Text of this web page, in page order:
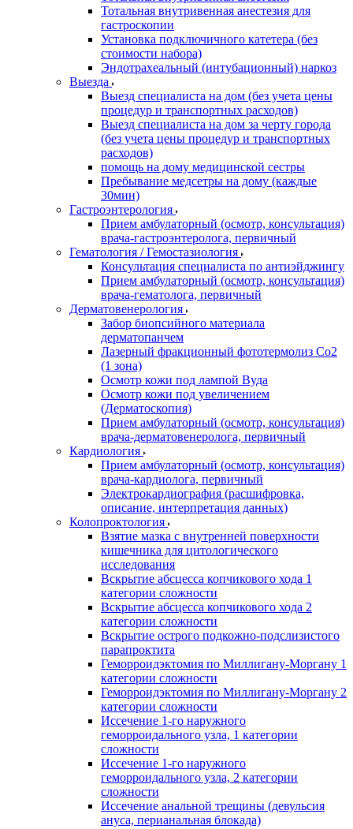
Тотальная внутривенная анестезия для
гастроскопии
Установка подключичного катетера (без
стоимости набора)
Эндотрахеальный (интубационный) наркоз
Выезда
Выезд специалиста на дом (без учета цены
процедур и транспортных расходов)
Выезд специалиста на дом за черту города
(без учета цены процедур и транспортных
расходов)
помощь на дому медицинской сестры
Пребывание медсетры на дому (каждые
30мин)
Гастроэнтерология
Прием амбулаторный (осмотр, консультация)
врача-гастроэнтеролога, первичный
Гематология / Гемостазиология
Консультация специалиста по антиэйджингу
Прием амбулаторный (осмотр, консультация)
врача-гематолога, первичный
Дерматовенерология
Забор биопсийного материала
дерматопанчем
Лазерный фракционный фототермолиз Со2
(1 зона)
Осмотр кожи под лампой Вуда
Осмотр кожи под увеличением
(Дерматоскопия)
Прием амбулаторный (осмотр, консультация)
врача-дерматовенеролога, первичный
Кардиология
Прием амбулаторный (осмотр, консультация)
врача-кардиолога, первичный
Электрокардиография (расшифровка,
описание, интерпретация данных)
Колопроктология
Взятие мазка с внутренней поверхности
кишечника для цитологического
исследования
Вскрытие абсцесса копчикового хода 1
категории сложности
Вскрытие абсцесса копчикового хода 2
категории сложности
Вскрытие острого подкожно-подслизистого
парапроктита
Геморроидэктомия по Миллигану-Моргану 1
категории сложности
Геморроидэктомия по Миллигану-Моргану 2
категории сложности
Иссечение 1-го наружного
геморроидального узла, 1 категории
сложности
Иссечение 1-го наружного
геморроидального узла, 2 категории
сложности
Иссечение анальной трещины (девульсия
ануса, перианальная блокада)